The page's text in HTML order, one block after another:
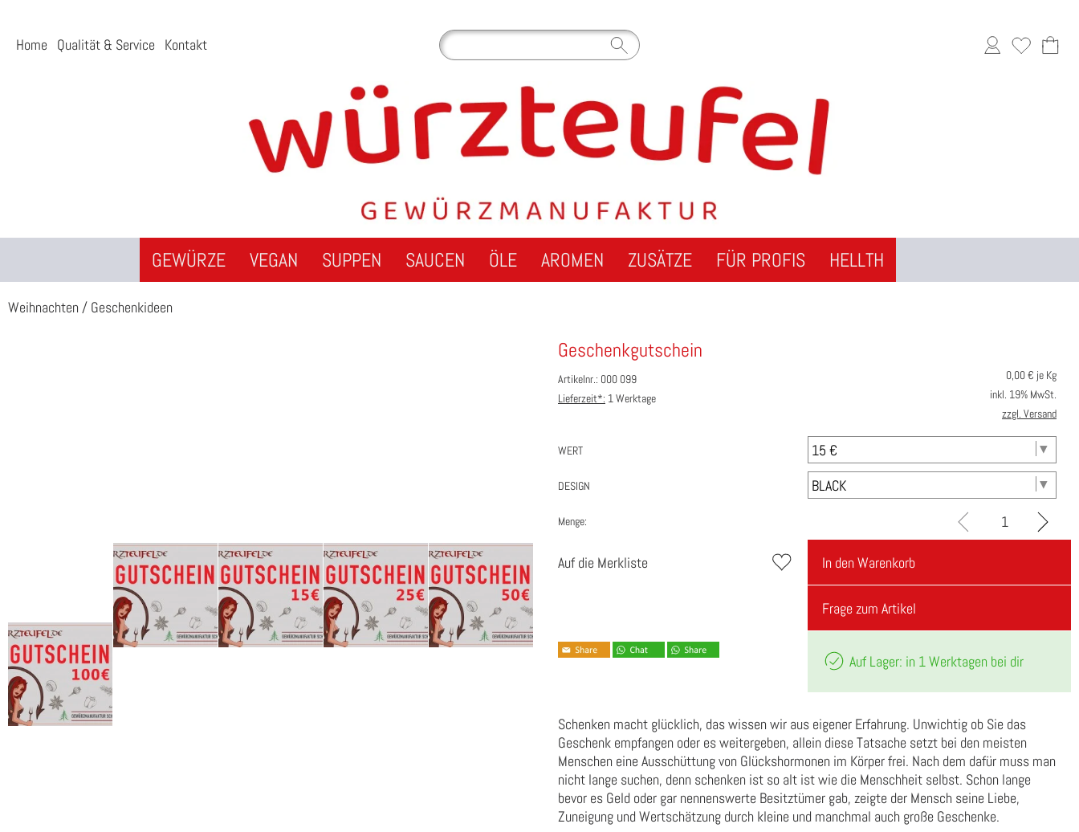
Home Qualität & Service Kontakt
GEWÜRZE VEGAN SUPPEN SAUCEN ÖLE AROMEN ZUSÄTZE FÜR PROFIS HELLTH
Weihnachten / Geschenkideen
Geschenkgutschein
Artikelnr.: 000 099
Lieferzeit*: 1 Werktage
0,00€ je Kg
inkl. 19% MwSt.
zzgl. Versand
WERT
DESIGN
Menge:
Auf die Merkliste In den Warenkorb
Frage zum Artikel
Auf Lager: in 1 Werktagen bei dir
Schenken macht glücklich, das wissen wir aus eigener Erfahrung. Unwichtig ob Sie das
Geschenk empfangen oder es weitergeben, allein diese Tatsache setzt bei den meisten
Menschen eine Ausschüttung von Glückshormonen im Körper frei. Nach dem dafür muss man
nicht lange suchen, denn schenken ist so alt ist wie die Menschheit selbst. Schon lange
bevor es Geld oder gar nennenswerte Besitztümer gab, zeigte der Mensch seine Liebe,
Zuneigung und Wertschätzung durch kleine und manchmal auch große Geschenke.